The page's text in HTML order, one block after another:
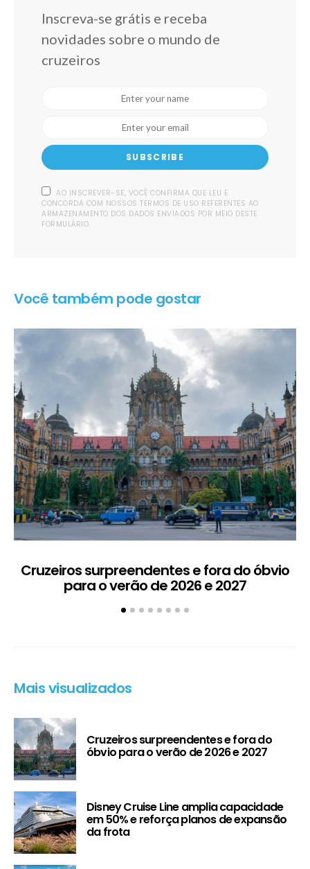
Inscreva-se grátis e receba
novidades sobre o mundo de
cruzeiros
SUBSCRIBE
AO INSCREVER-SE, VOCÊ CONFIRMA QUE LEU E
CONCORDA COM NOSSOS TERMOS DE USO REFERENTES AO
ARMAZENAMENTO DOS DADOS ENVIADOS POR MEIO DESTE
FORMULÁRIO.
Você também pode gostar
Cruzeiros surpreendentes e fora do óbvio
para o verão de 2026 e 2027
Mais visualizados
Cruzeiros surpreendentes e fora do
óbvio para o verão de 2026 e 2027
Disney Cruise Line amplia capacidade
em 50% e reforça planos de expansão
da frota